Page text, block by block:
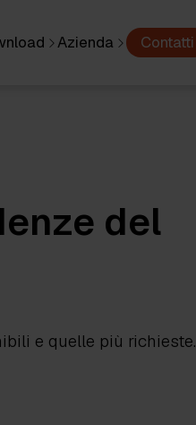
Azienda Contatti
del
e quelle più richieste.